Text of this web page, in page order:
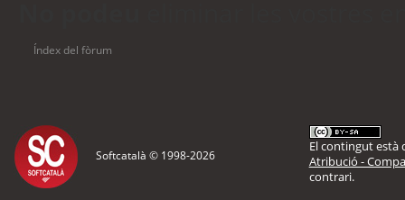
Índex del fòrum
Softcatalà © 1998-2026
El contingut està
Atribució -
contrari.